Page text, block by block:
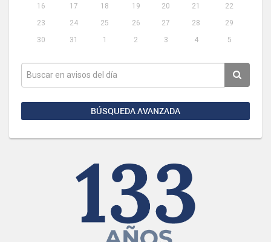
16
17 18 19 20 21
22
23
24 25 26 27 28
29
30
31 1 2 3 4 5
BÚSQUEDA AVANZADA